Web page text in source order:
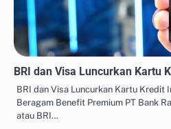
BRI dan Visa Luncurkan Kartu
BRI dan Visa Luncurkan Kartu Kredit
Beragam Benefit Premium PT Bank
atau BRI…